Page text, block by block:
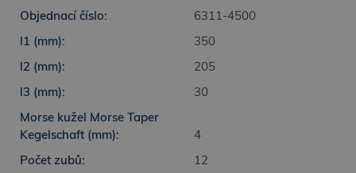
6311-4500
350
205
30
4
12